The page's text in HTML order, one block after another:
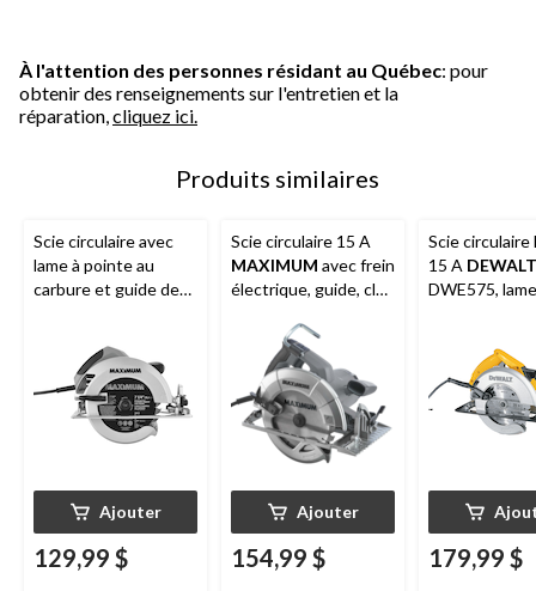
À l'attention des personnes résidant au Québec: pour
obtenir des renseignements sur l'entretien et la
réparation, cliquez ici.
Produits similaires
Scie circulaire avec
lame à pointe au
carbure et guide de
Ajouter
129,99 $
Scie circulaire 15 A
MAXIMUM avec frein
électrique, guide, clé
carbure, 7 1⁄4 po
Ajouter
154,99 $
Scie circulaire
15 A DEWALT
DWE575,
179,99 $